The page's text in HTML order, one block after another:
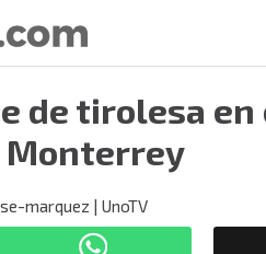
de tirolesa en
Monterrey
marquez | UnoTV